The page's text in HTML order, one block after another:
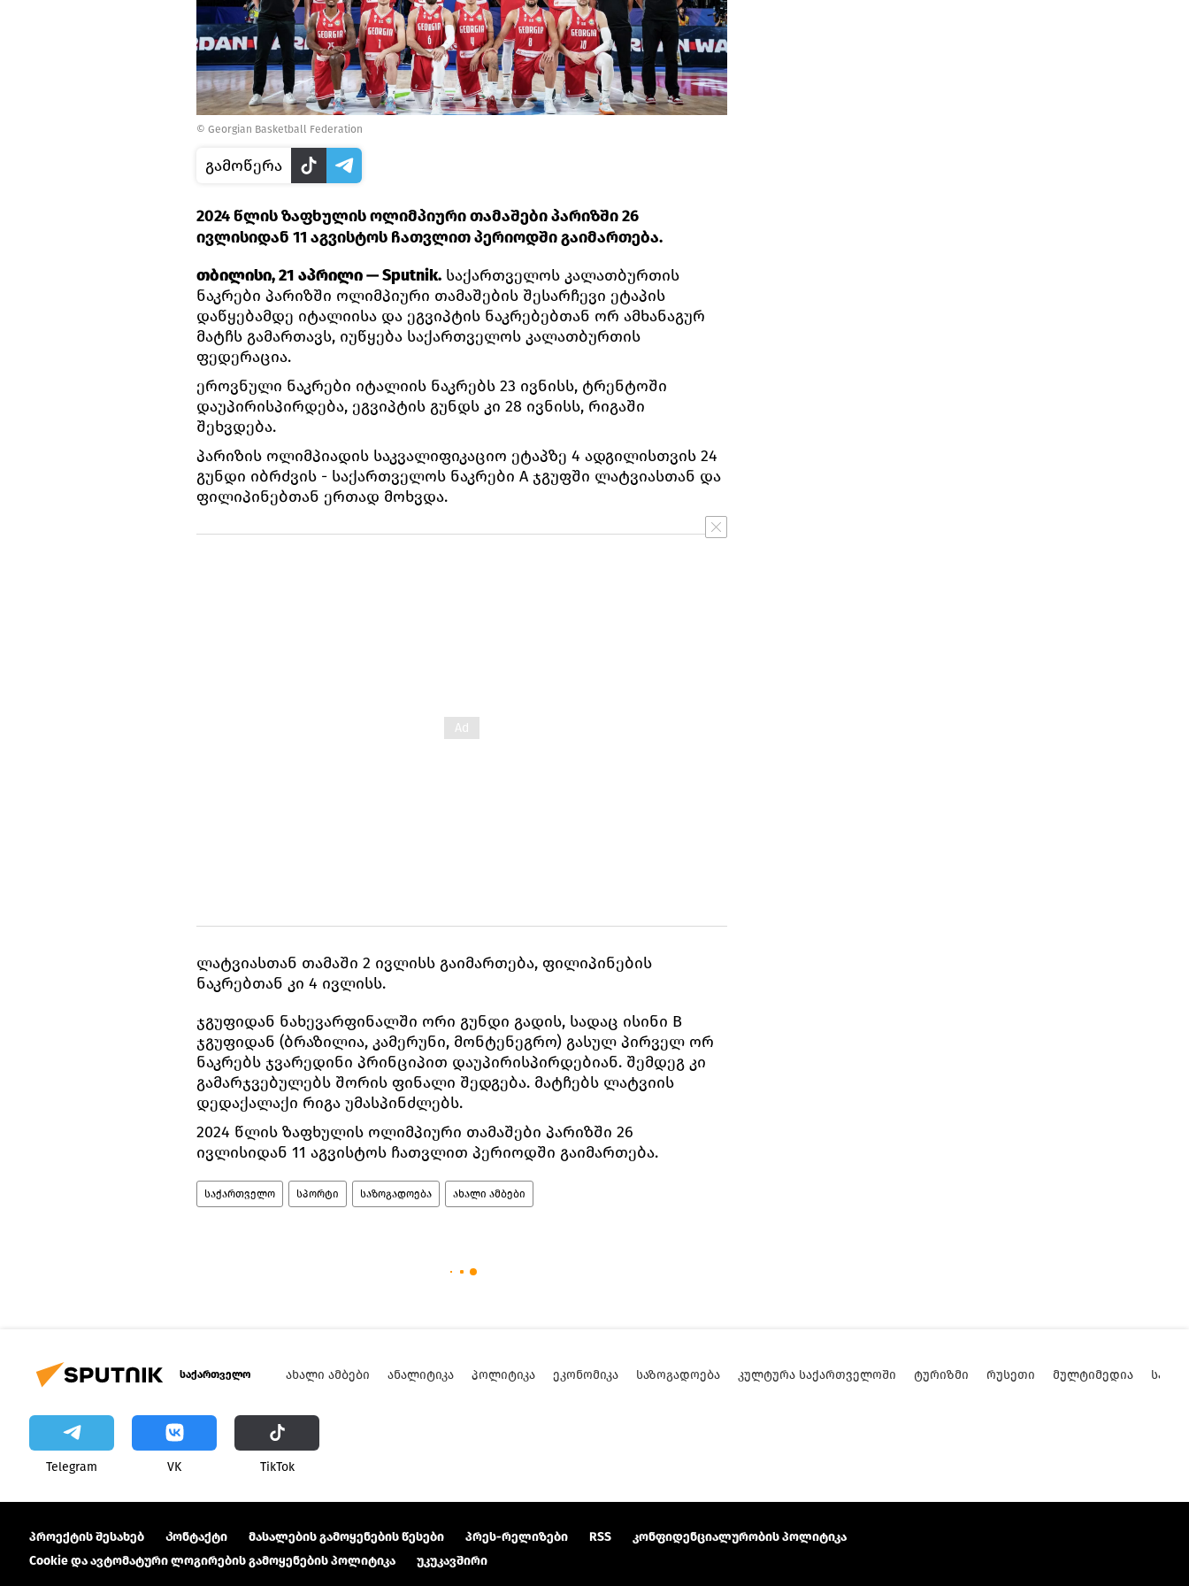
© Georgian Basketball Federation
გამოწერა
2024 წლის ზაფხულის ოლიმპიური თამაშები პარიზში 26
ივლისიდან 11 აგვისტოს ჩათვლით პერიოდში გაიმართება.
თბილისი, 21 აპრილი — Sputnik. საქართველოს კალათბურთის
ნაკრები პარიზში ოლიმპიური თამაშების შესარჩევი ეტაპის
დაწყებამდე იტალიისა და ეგვიპტის ნაკრებებთან ორ ამხანაგურ
მატჩს გამართავს, იუწყება საქართველოს კალათბურთის
ფედერაცია.
ეროვნული ნაკრები იტალიის ნაკრებს 23 ივნისს, ტრენტოში
დაუპირისპირდება, ეგვიპტის გუნდს კი 28 ივნისს, რიგაში
შეხვდება.
პარიზის ოლიმპიადის საკვალიფიკაციო ეტაპზე 4 ადგილისთვის 24
გუნდი იბრძვის - საქართველოს ნაკრები A ჯგუფში ლატვიასთან და
ფილიპინებთან ერთად მოხვდა.
ლატვიასთან თამაში 2 ივლისს გაიმართება, ფილიპინების
ნაკრებთან კი 4 ივლისს.
ჯგუფიდან ნახევარფინალში ორი გუნდი გადის, სადაც ისინი B
ჯგუფიდან (ბრაზილია, კამერუნი, მონტენეგრო) გასულ პირველ ორ
ნაკრებს ჯვარედინი პრინციპით დაუპირისპირდებიან. შემდეგ კი
გამარჯვებულებს შორის ფინალი შედგება. მატჩებს ლატვიის
დედაქალაქი რიგა უმასპინძლებს.
2024 წლის ზაფხულის ოლიმპიური თამაშები პარიზში 26
ივლისიდან 11 აგვისტოს ჩათვლით პერიოდში გაიმართება.
საქართველო სპორტი საზოგადოება ახალი ამბები
საქართველო ᲐᲮᲐᲚᲘ ᲐᲛᲑᲔᲑᲘ ᲐᲜᲐᲚᲘᲢᲘᲙᲐ ᲞᲝᲚᲘᲢᲘᲙᲐ ᲔᲙᲝᲜᲝᲛᲘᲙᲐ ᲡᲐᲖᲝᲒᲐᲓᲝᲔᲑᲐ ᲙᲣᲚᲢᲣᲠᲐ ᲡᲐᲥᲐᲠᲗᲕᲔᲚᲝᲨᲘ ᲢᲣᲠᲘᲖᲛᲘ ᲠᲣᲡᲔᲗᲘ ᲛᲣᲚᲢᲘᲛᲔᲓᲘᲐ
Telegram VK ТikТоk
პროექტის შესახებ Კონტაქტი მასალების გამოყენების წესები პრეს-რელიზები RSS
კონფიდენციალურობის პოლიტიკა
Cookie და ავტომატური ლოგირების გამოყენების პოლიტიკა
უკუკავშირი